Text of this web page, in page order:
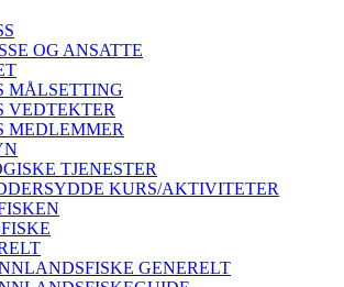
OG ANSATTE
MÅLSETTING
VEDTEKTER
MEDLEMMER
TJENESTER
KURS/AKTIVITETER
GENERELT